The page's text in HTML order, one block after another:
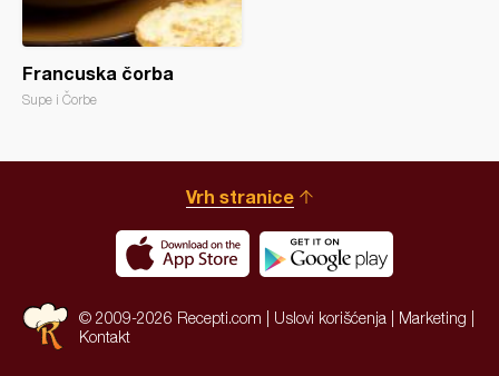
Francuska čorba
Supe i Čorbe
Vrh stranice
© 2009-2026 Recepti.com | Uslovi korišćenja Marketing
Kontakt